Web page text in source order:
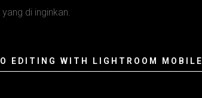
di inginkan.
EDITING WITH LIGHTROOM MOBILE